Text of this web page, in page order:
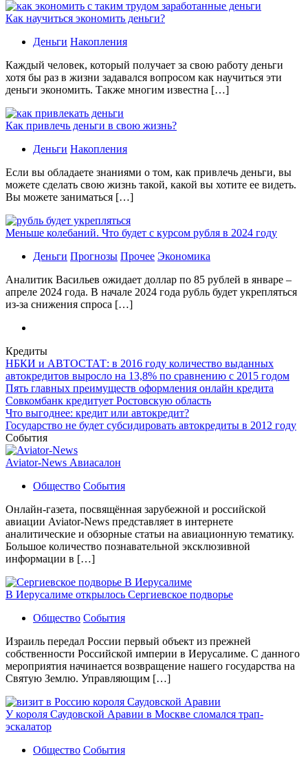
Как научиться экономить деньги?
Деньги Накопления
Каждый человек, который получает за свою работу деньги
хотя бы раз в жизни задавался вопросом как научиться эти
деньги экономить. Также многим известна […]
Как привлечь деньги в свою жизнь?
Деньги Накопления
Если вы обладаете знаниями о том, как привлечь деньги, вы
можете сделать свою жизнь такой, какой вы хотите ее видеть.
Вы можете заниматься […]
Меньше колебаний. Что будет с курсом рубля в 2024 году
Деньги Прогнозы Прочее Экономика
Аналитик Васильев ожидает доллар по 85 рублей в январе –
апреле 2024 года. В начале 2024 года рубль будет укрепляться
из-за снижения спроса […]
Кредиты
НБКИ и АВТОСТАТ: в 2016 году количество выданных
автокредитов выросло на 13,8% по сравнению с 2015 годом
Пять главных преимуществ оформления онлайн кредита
Совкомбанк кредитует Ростовскую область
Что выгоднее: кредит или автокредит?
Государство не будет субсидировать автокредиты в 2012 году
События
Aviator-News Авиасалон
Общество События
Онлайн-газета, посвящённая зарубежной и российской
авиации Aviator-News представляет в интернете
аналитические и обзорные статьи на авиационную тематику.
Большое количество познавательной эксклюзивной
информации в […]
В Иерусалиме открылось Сергиевское подворье
Общество События
Израиль передал России первый объект из прежней
собственности Российской империи в Иерусалиме. С данного
мероприятия начинается возвращение нашего государства на
Святую Землю. Управляющим […]
У короля Саудовской Аравии в Москве сломался трап-
эскалатор
Общество События